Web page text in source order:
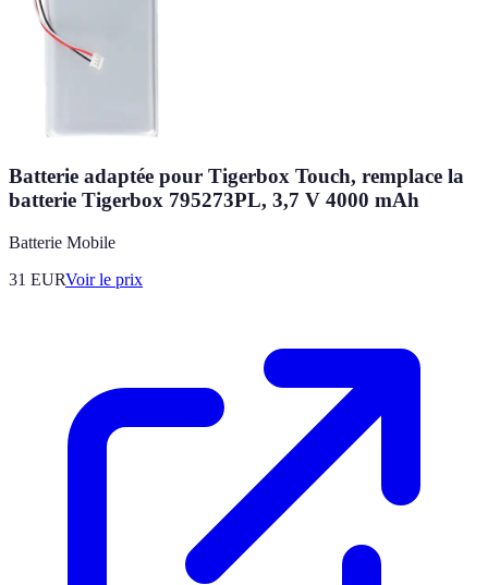
Batterie adaptée pour Tigerbox Touch, remplace la
batterie Tigerbox 795273PL, 3,7 V 4000 mAh
Batterie Mobile
31 EURVoir le prix